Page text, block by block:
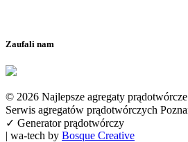
Zaufali nam
© 2026 Najlepsze agregaty
Serwis agregatów prądotwórczych
✓ Generator prądotwórczy
| wa-tech by Bosque Creative